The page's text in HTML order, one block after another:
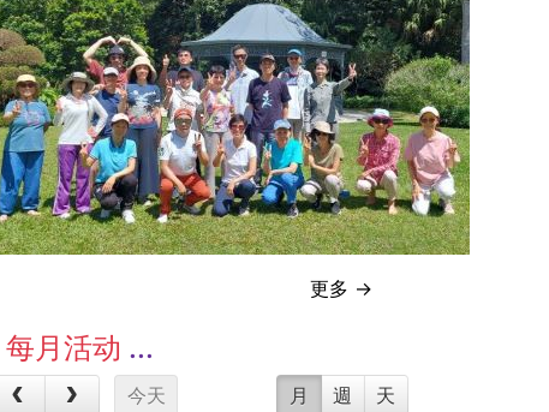
更多 →
每月活动
今天 月 週 天